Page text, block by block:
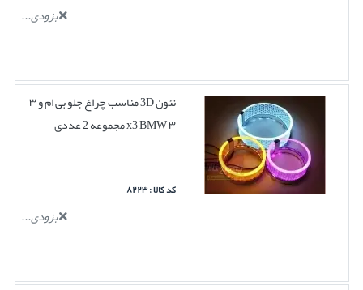
بزودی...
نئون 3D مناسب چراغ جلو بی ام و ۳
۳ x3 BMW مجموعه 2 عددی
کد کالا : ۸۲۲۳
بزودی...